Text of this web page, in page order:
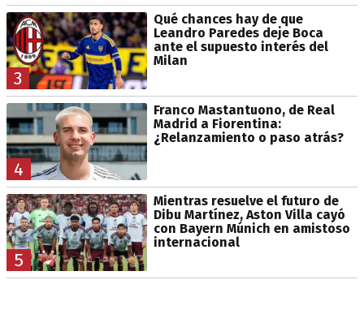
3
Qué chances hay de que
Leandro Paredes deje Boca
ante el supuesto interés del
Milan
4
Franco Mastantuono, de Real
Madrid a Fiorentina:
¿Relanzamiento o paso atrás?
5
Mientras resuelve el futuro de
Dibu Martínez, Aston Villa cayó
con Bayern Múnich en amistoso
internacional